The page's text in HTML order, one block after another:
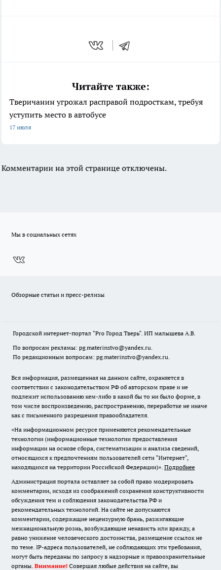
Читайте также:
Тверичанин угрожал расправой подросткам, требуя
уступить место в автобусе
17 июля
Комментарии на этой странице отключены.
Мы в социальных сетях
Обзорные статьи и пресс-релизы
Городской интернет-портал "Pro Город Тверь". ИП малышева А.В.
По вопросам рекламы: pg.materinstvo@yandex.ru.
По редакционным вопросам: pg.materinstvo@yandex.ru.
Вся информация, размещенная на данном сайте, охраняется в
соответствии с законодательством РФ об авторском праве и не
подлежит использованию кем-либо в какой бы то ни было форме, в
том числе воспроизведению, распространению, переработке не иначе
как с письменного разрешения правообладателя.
«На информационном ресурсе применяются рекомендательные
технологии (информационные технологии предоставления
информации на основе сбора, систематизации и анализа сведений,
относящихся к предпочтениям пользователей сети "Интернет",
находящихся на территории Российской Федерации)». Подробнее
Администрация портала оставляет за собой право модерировать
комментарии, исходя из соображений сохранения конструктивности
обсуждения тем и соблюдения законодательства РФ и
рекомендательных технологий. На сайте не допускаются
комментарии, содержащие нецензурную брань, разжигающие
межнациональную рознь, возбуждающие ненависть или вражду, а
равно унижение человеческого достоинства, размещение ссылок не
по теме. IP-адреса пользователей, не соблюдающих эти требования,
могут быть переданы по запросу в надзорные и правоохранительные
органы. Внимание! Совершая любые действия на сайте, вы